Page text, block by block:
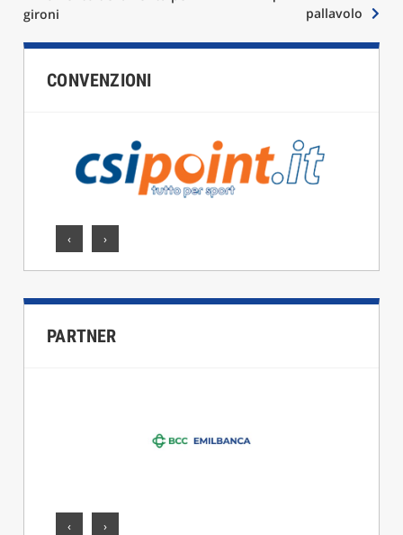
articoli
gironi
pallavolo
CONVENZIONI
‹ ›
PARTNER
‹ ›